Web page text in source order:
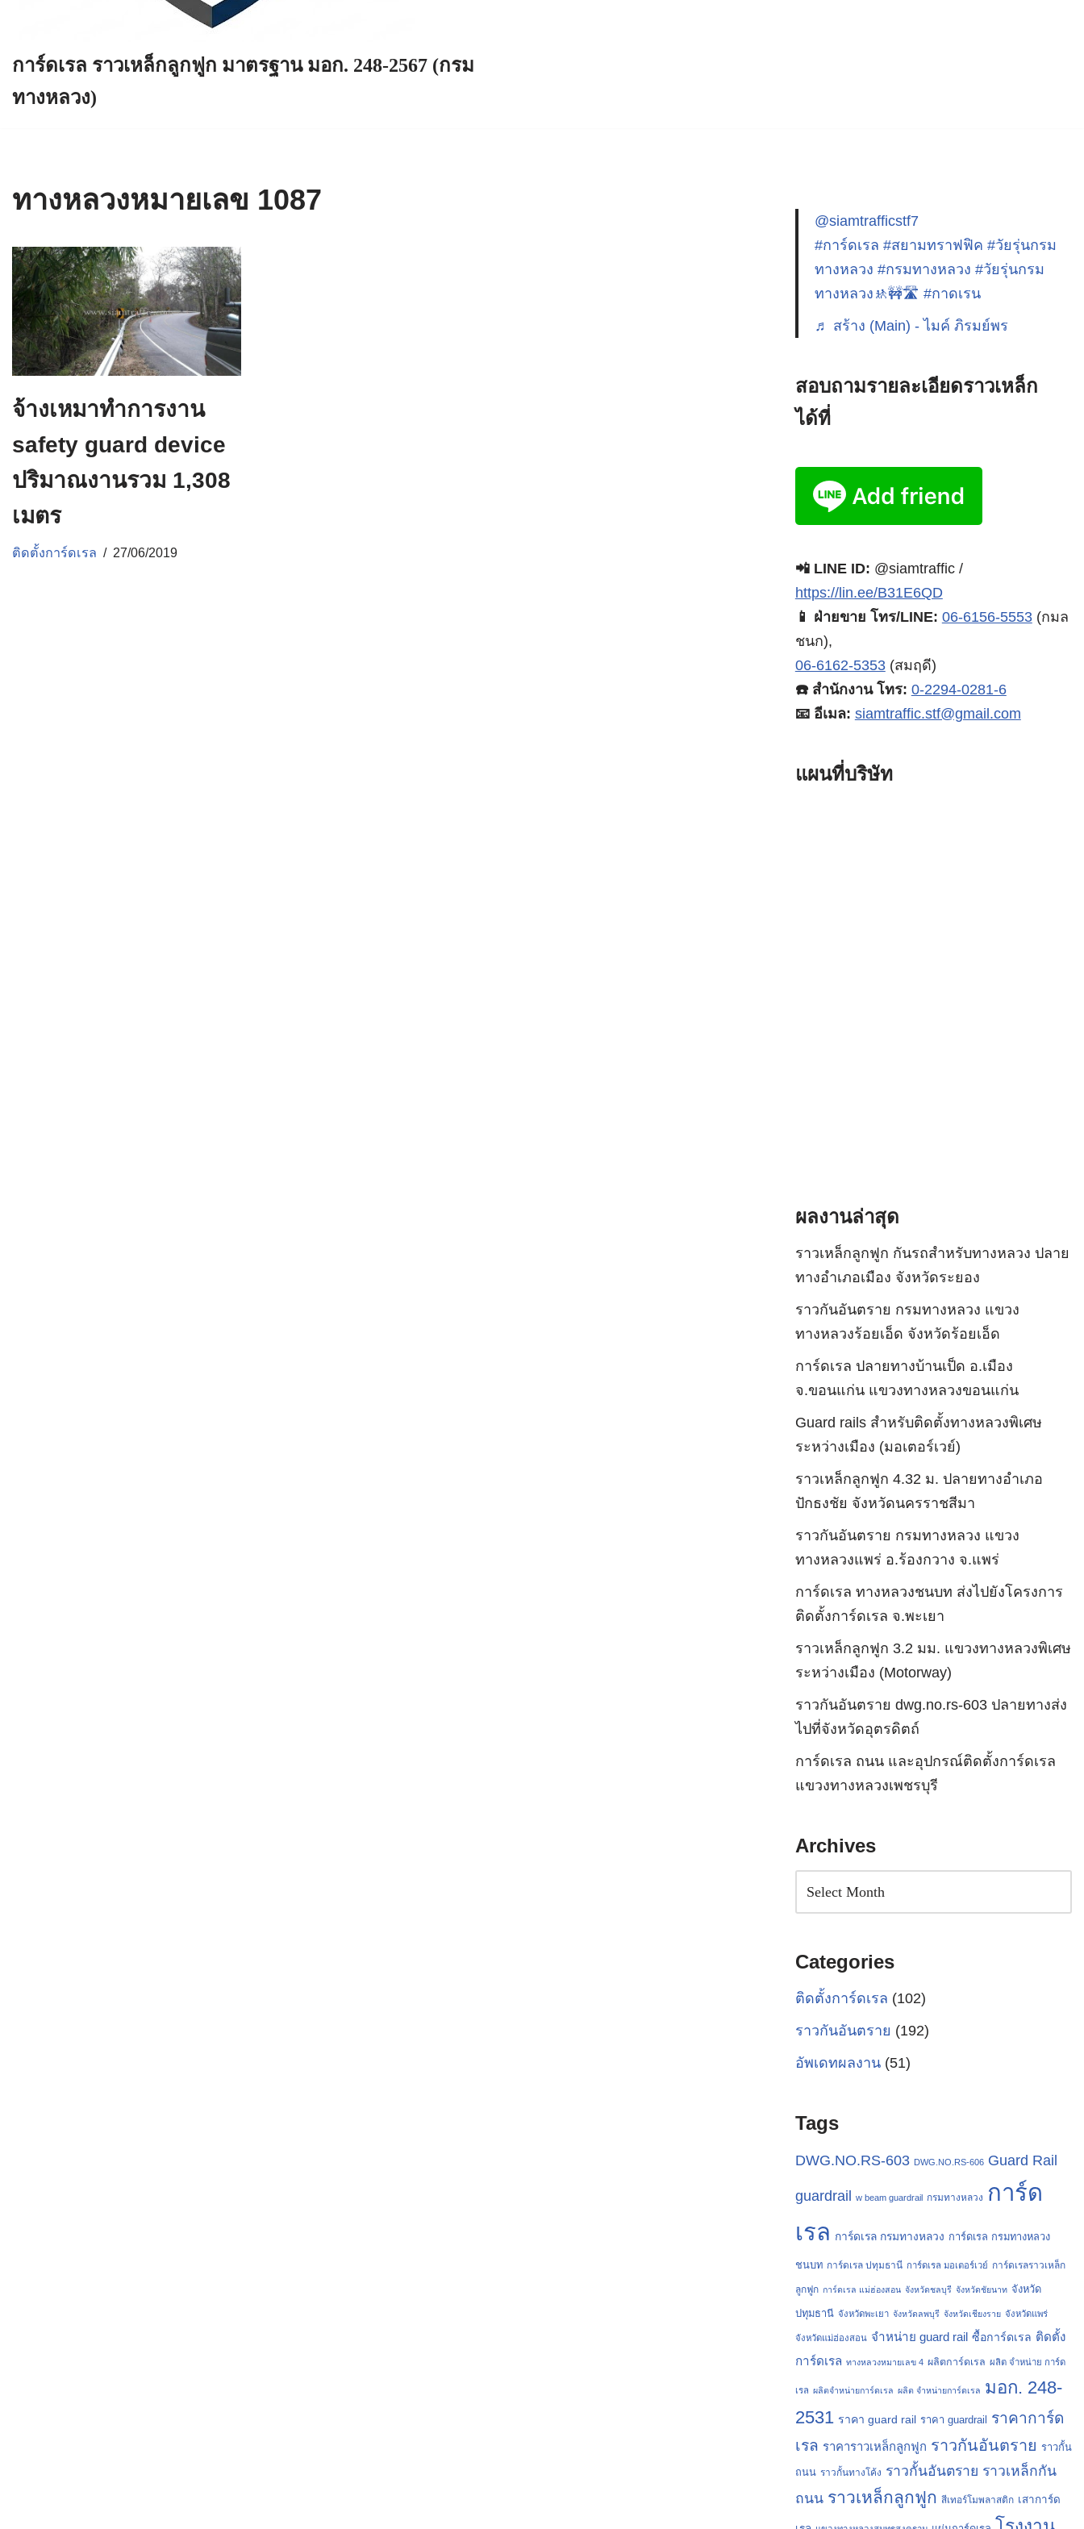
การ์ดเรล ราวเหล็กลูกฟูก มาตรฐาน มอก. 248-2567 (กรม
ทางหลวง)
ทางหลวงหมายเลข 1087
จ้างเหมาทำการงาน
safety guard device
ปริมาณงานรวม 1,308
เมตร
ติดตั้งการ์ดเรล 27/06/2019
@siamtrafficstf7
#การ์ดเรล #สยามทราฟฟิค #วัยรุ่นกรม
ทางหลวง #กรมทางหลวง #วัยรุ่นกรม
ทางหลวง🚸🚧🛣️ #กาดเรน
♬ สร้าง (Main) - ไมค์ ภิรมย์พร
สอบถามรายละเอียดราวเหล็ก
ได้ที่
📲 LINE ID: @siamtraffic /
https://lin.ee/B31E6QD
📱 ฝ่ายขาย โทร/LINE: 06-6156-5553(กมล
ชนก),
06-6162-5353(สมฤดี)
☎️ สำนักงาน โทร: 0-2294-0281-6
📧 อีเมล: siamtraffic.stf@gmail.com
แผนที่บริษัท
ผลงานล่าสุด
ราวเหล็กลูกฟูก กันรถสําหรับทางหลวง ปลาย
ทางอำเภอเมือง จังหวัดระยอง
ราวกันอันตราย กรมทางหลวง แขวง
ทางหลวงร้อยเอ็ด จังหวัดร้อยเอ็ด
การ์ดเรล ปลายทางบ้านเป็ด อ.เมือง
จ.ขอนแก่น แขวงทางหลวงขอนแก่น
Guard rails สำหรับติดตั้งทางหลวงพิเศษ
ระหว่างเมือง (มอเตอร์เวย์)
ราวเหล็กลูกฟูก 4.32 ม. ปลายทางอำเภอ
ปักธงชัย จังหวัดนครราชสีมา
ราวกันอันตราย กรมทางหลวง แขวง
ทางหลวงแพร่ อ.ร้องกวาง จ.แพร่
การ์ดเรล ทางหลวงชนบท ส่งไปยังโครงการ
ติดตั้งการ์ดเรล จ.พะเยา
ราวเหล็กลูกฟูก 3.2 มม. แขวงทางหลวงพิเศษ
ระหว่างเมือง (Motorway)
ราวกันอันตราย dwg.no.rs-603 ปลายทางส่ง
ไปที่จังหวัดอุตรดิตถ์
การ์ดเรล ถนน และอุปกรณ์ติดตั้งการ์ดเรล
แขวงทางหลวงเพชรบุรี
Archives
Categories
ติดตั้งการ์ดเรล (102)
ราวกันอันตราย (192)
อัพเดทผลงาน(51)
Tags
DWG.NO.RS-603 DWG.NO.RS-606 Guard Rail
guardrail w beam guardrail กรมทางหลวง การ์ด
เรล การ์ดเรล กรมทางหลวง การ์ดเรล กรมทางหลวง
ชนบท การ์ดเรล ปทุมธานี การ์ดเรล มอเตอร์เวย์ การ์ดเรลราวเหล็ก
ลูกฟูก การ์ดเรล แม่ฮ่องสอน จังหวัดชลบุรี จังหวัดชัยนาท จังหวัด
ปทุมธานี จังหวัดพะเยา จังหวัดลพบุรี จังหวัดเชียงราย จังหวัดแพร่
จังหวัดแม่ฮ่องสอน จำหน่าย guard rail ซื้อการ์ดเรล ติดตั้ง
การ์ดเรล ทางหลวงหมายเลข 4 ผลิตการ์ดเรล ผลิต จำหน่าย การ์ด
เรล ผลิตจำหน่ายการ์ดเรล ผลิต จำหน่ายการ์ดเรล มอก. 248-
2531 ราคา guard rail ราคา guardrail
ราคาการ์ด
เรล ราคาราวเหล็กลูกฟูก ราวกันอันตราย ราวกั้น
ถนน ราวกั้นทางโค้ง ราวกั้นอันตราย ราวเหล็กกัน
ถนน ราวเหล็กลูกฟูก สีเทอร์โมพลาสติก เสาการ์ด